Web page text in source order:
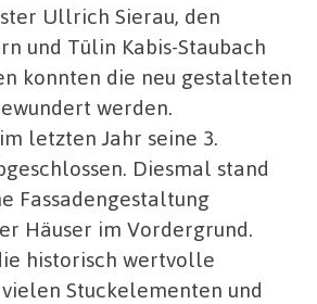
Ullrich Sierau, den
und Tülin Kabis-Staubach
konnten die neu gestalteten
werden.
letzten Jahr seine 3.
Diesmal stand
Fassadengestaltung
Häuser im Vordergrund.
historisch wertvolle
Stuckelementen und